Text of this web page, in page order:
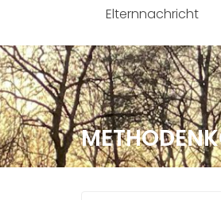
Elternnachricht